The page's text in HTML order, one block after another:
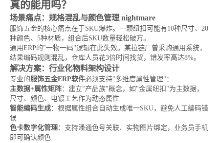
真的能用吗？
场景痛点：规格混乱与颜色管理 nightmare
服饰五金的核心痛点在于SKU爆炸。一颗纽扣可能有10种尺寸、20
种颜色、5种材质，组合后SKU数量轻松破万。
通用ERP的"一物一码"逻辑在此失效。某拉链厂曾采购通用系统，
结果编码规则混乱，仓库人员花3倍时间找货，错发率高达8%。
解决方案：行业化物料架构设计
专业的服饰五金ERP软件必须支持"多维度属性管理"：
主数据+属性矩阵：建立"产品族"概念，如"金属纽扣"为主数据，
尺寸、颜色、电镀工艺作为动态属性
智能编码生成：根据属性组合自动生成唯一SKU，避免人工编码错
误
色卡数字化管理：支持潘通色号关联、实物图片绑定，业务员手机
即可确认颜色